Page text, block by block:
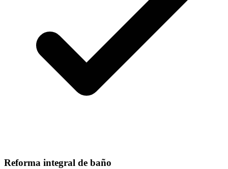
Reforma integral de baño